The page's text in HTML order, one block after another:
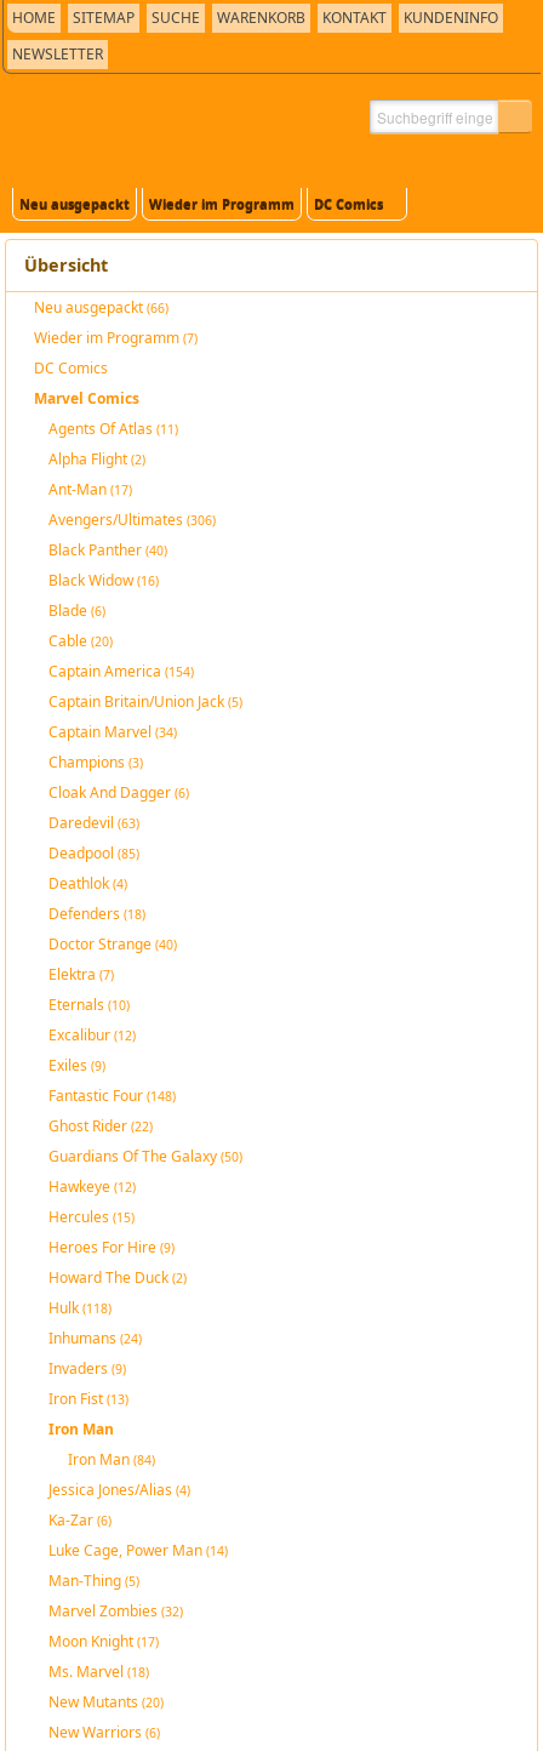
HOME SITEMAP SUCHE WARENKORB KONTAKT
KUNDENINFO
NEWSLETTER
Neu ausgepackt Wieder im Programm DC Comics
Übersicht
Neu ausgepackt(66)
Wieder im Programm(7)
DC Comics
Marvel Comics
Agents Of Atlas(11)
Alpha Flight(2)
Ant-Man(17)
Avengers/Ultimates(306)
Black Panther(40)
Black Widow(16)
Blade(6)
Cable(20)
Captain America(154)
Captain Britain/Union Jack(5)
Captain Marvel(34)
Champions(3)
Cloak And Dagger(6)
Daredevil(63)
Deadpool(85)
Deathlok(4)
Defenders(18)
Doctor Strange(40)
Elektra(7)
Eternals(10)
Excalibur(12)
Exiles(9)
Fantastic Four(148)
Ghost Rider(22)
Guardians Of The Galaxy(50)
Hawkeye(12)
Hercules(15)
Heroes For Hire(9)
Howard The Duck(2)
Hulk(118)
Inhumans(24)
Invaders(9)
Iron Fist(13)
Iron Man
Iron Man(84)
Jessica Jones/Alias(4)
Ka-Zar(6)
Luke Cage, Power Man(14)
Man-Thing(5)
Marvel Zombies(32)
Moon Knight(17)
Ms. Marvel(18)
New Mutants(20)
New Warriors(6)